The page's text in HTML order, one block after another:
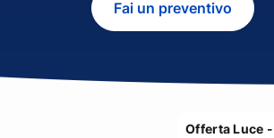
Fai un preventivo
Offerta Luce